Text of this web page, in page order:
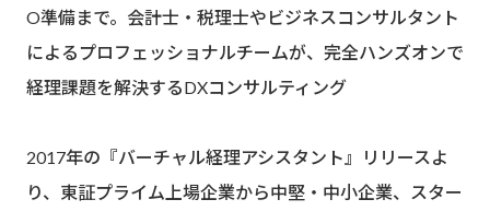
O準備まで。会計士・税理士やビジネスコンサルタント
によるプロフェッショナルチームが、完全ハンズオンで
経理課題を解決するDXコンサルティング
2017年の『バーチャル経理アシスタント』リリースよ
り、東証プライム上場企業から中堅・中小企業、スター